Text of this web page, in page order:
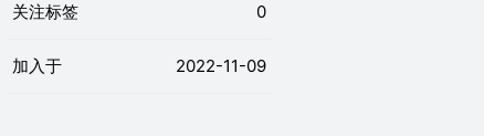
关注标签 0
加入于 2022-11-09